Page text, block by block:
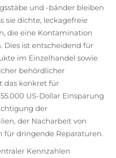
und -bänder bleiben
sie dichte, leckagefreie
die eine Kontamination
Dies ist entscheidend für
im Einzelhandel sowie
behördlicher
das konkret für
US-Dollar Einsparung
der
der Nacharbeit von
für dringende Reparaturen.
Kennzahlen